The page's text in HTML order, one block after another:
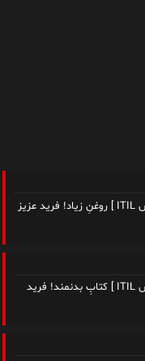
هادی احمدی (سروش): [ نویسنده، شاعر و مدرس ITIL ] روغنِ زیاد! فرید عزیز
هادی احمدی (سروش): [ نویسنده، شاعر و مدرس ITIL ] کتابِ بدنمند! فرید